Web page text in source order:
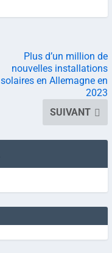
Plus d’un million de
nouvelles installations
solaires en Allemagne en
2023
SUIVANT